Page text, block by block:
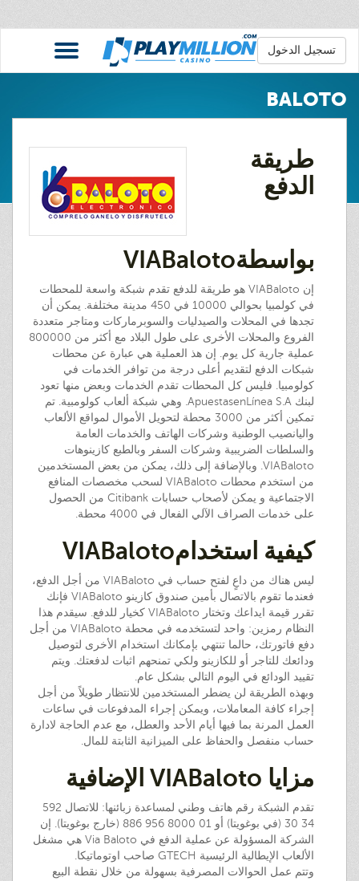
تسجيل الدخول
BALOTO
طريقة
الدفع
بواسطةVIABaloto
إن VIABaloto هو طريقة للدفع تقدم شبكة واسعة للمحطات
في كولمبيا بحوالي 10000 في 450 مدينة مختلفة. يمكن أن
تجدها في المحلات والصيدليات والسوبرماركات ومتاجر متعددة
الفروع والمحلات الأخرى على طول البلاد مع أكثر من 800000
عملية جارية كل يوم. إن هذ العملية هي عبارة عن محطات
شبكات الدفع لتقديم أعلى درجة من توافر الخدمات في
كولومبيا. فليس كل المحطات تقدم الخدمات وبعض منها تعود
لبنك ApuestasenLínea S.A. وهي شبكة ألعاب كولومبية. تم
تمكين أكثر من 3000 محطة لتحويل الأموال لمواقع الألعاب
واليانصيب الوطنية وشركات الهاتف والخدمات العامة
والسلطات الضريبية وشركات السفر وبالطبع كازينوهات
VIABaloto. وبالإضافة إلى ذلك، يمكن من بعض المستخدمين
من استخدم محطات VIABaloto لسحب مخصصات المنافع
الاجتماعية و يمكن لأصحاب حسابات Citibank من الحصول
على خدمات الصراف الآلي الفعال في 4000 محطة.
كيفية استخدامVIABaloto
ليس هناك من داعٍ لفتح حساب في VIABaloto من أجل الدفع،
فعندما تقوم بالاتصال بأمين صندوق كازينو VIABaloto فإنك
تقرر قيمة ايداعك وتختار VIABaloto كخيار للدفع. سيقدم هذا
النظام رمزين: واحد لتستخدمه في محطة VIABaloto من أجل
دفع فاتورتك، حالما تنتهي بإمكانك استخدام الأخرى لتوصيل
ودائعك للتاجر أو للكازينو ولكي تمنحهم اثبات لدفعتك. ويتم
تقييد الودائع في اليوم التالي بشكل عام.
وبهذه الطريقة لن يضطر المستخدمين للانتظار طويلاً من أجل
إجراء كافة المعاملات، ويمكن إجراء المدفوعات في ساعات
العمل المرنة بما فيها أيام الأحد والعطل، مع عدم الحاجة لادارة
حساب منفصل والحفاظ على الميزانية الثابتة للمال.
مزايا VIABaloto الإضافية
تقدم الشبكة رقم هاتف وطني لمساعدة زبائنها: للاتصال 592
34 30 (في بوغويتا) أو 01 8000 956 886 (خارج بوغويتا). إن
الشركة المسؤولة عن عملية الدفع في Via Baloto هي مشغل
الألعاب الإيطالية الرئيسية GTECH صاحب اوتوماتيكا.
وتتم عمل الحوالات المصرفية بسهولة من خلال نقطة البيع